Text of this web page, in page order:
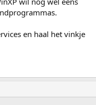
en haal het vinkje